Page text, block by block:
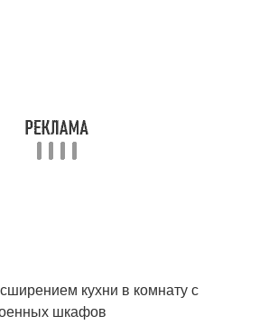
кухни в комнату с
шкафов